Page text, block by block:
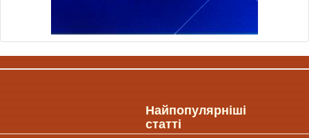
Найпопулярніші
статті